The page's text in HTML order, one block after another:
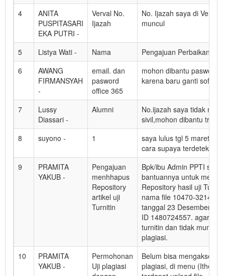
4
ANITA
PUSPITASARI
EKA PUTRI -
Verval No.
Ijazah
No. Ijazah saya di Verval
muncul
5 Listya Wati - Nama
Pengajuan Perbaikan
6
AWANG
FIRMANSYAH
-
email. dan
pasword
office 365
mohon dibantu pasword
karena baru ganti
7
Lussy
Diassari -
Alumni
No.ijazah saya tidak
sivil,mohon dibantu
8
suyono - 1
saya lulus tgl 5 maret
cara supaya terdeteksi di
9
PRAMITA
YAKUB -
Pengajuan
menhhapus
Repository
artikel uji
Turnitin
Bpk/ibu Admin PPTI saya
bantuannya untuk
Repository hasil uji
nama file 10470-32148-
tanggal 23 Desember.
ID 1480724557. agar
turnitin dan tidak muncul
plagiasi.
10
PRAMITA
YAKUB -
Permohonan
Uji plagiasi
Belum bisa mengakses
plagiasi, di menu